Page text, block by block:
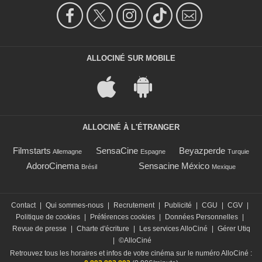
ALLOCINÉ SUR MOBILE
ALLOCINÉ À L'ÉTRANGER
Filmstarts Allemagne SensaCine Espagne Beyazperde Turquie
AdoroCinema Brésil Sensacine México Mexique
Contact Qui sommes-nous Recrutement Publicité CGU CGV
Politique de cookies
Préférences cookies Données Personnelles
Revue de presse
Charte d'écriture Les services AlloCiné
Gérer Utiq
©AlloCiné
Retrouvez tous les horaires et infos de votre cinéma sur le numéro AlloCiné :